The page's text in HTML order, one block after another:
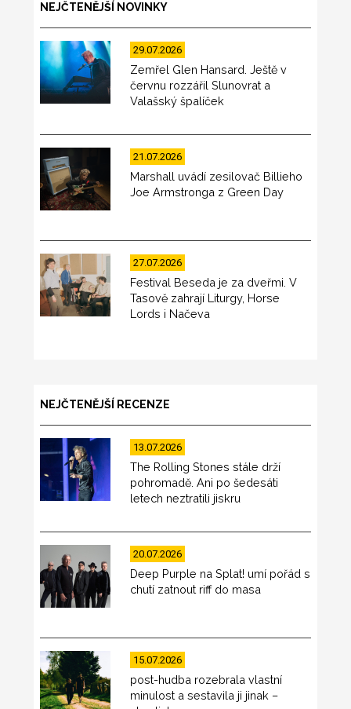
NEJČTENĚJŠÍ NOVINKY
29.07.2026
Zemřel Glen Hansard. Ještě v
červnu rozzářil Slunovrat a
Valašský špalíček
21.07.2026
Marshall uvádí zesilovač Billieho
Joe Armstronga z Green Day
27.07.2026
Festival Beseda je za dveřmi. V
Tasově zahrají Liturgy, Horse
Lords i Načeva
NEJČTENĚJŠÍ RECENZE
13.07.2026
The Rolling Stones stále drží
pohromadě. Ani po šedesáti
letech neztratili jiskru
20.07.2026
Deep Purple na Splat! umí pořád s
chutí zatnout riff do masa
15.07.2026
post-hudba rozebrala vlastní
minulost a sestavila ji jinak –